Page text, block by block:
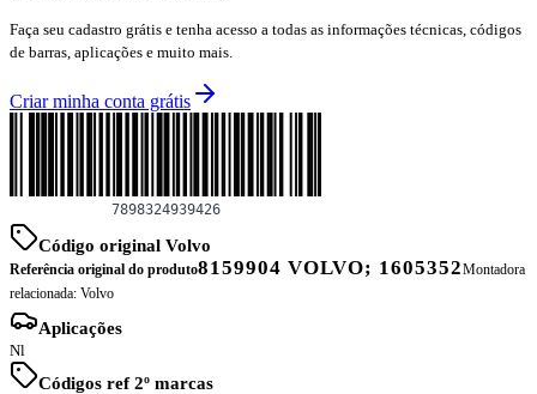
Faça seu cadastro grátis e tenha acesso a todas as informações técnicas, códigos
de barras, aplicações e muito mais.
Criar minha conta grátis
Código original Volvo
Referência original do produto8159904 VOLVO; 1605352Montadora
relacionada: Volvo
Aplicações
Nl
Códigos ref 2º marcas